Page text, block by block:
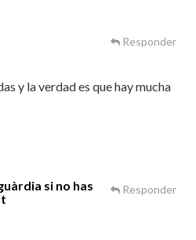
y la verdad es que hay mucha
Responder
si no has
Responder